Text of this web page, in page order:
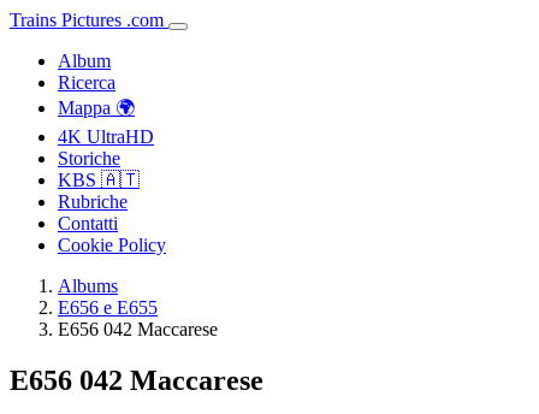
Trains Pictures .com
Album
Ricerca
Mappa 🌍
4K UltraHD
Storiche
KBS 🇦🇹
Rubriche
Contatti
Cookie Policy
Albums
E656 e E655
E656 042 Maccarese
E656 042 Maccarese